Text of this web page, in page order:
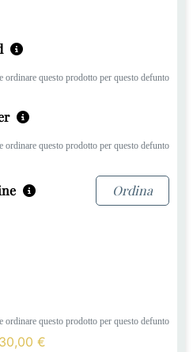
ordinare questo prodotto per questo defunto
ordinare questo prodotto per questo defunto
Ordina
ordinare questo prodotto per questo defunto
30,00 €